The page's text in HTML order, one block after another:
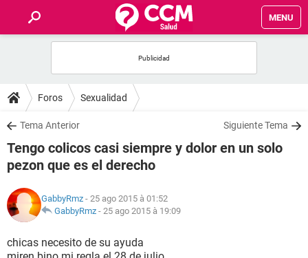
MENU
FORUMS
SALUD
FAMILIA
NUTRICIÓN
Foros Sexualidad
Tema Anterior Siguiente Tema
Tengo colicos casi siempre y dolor en un solo
pezon que es el derecho
GabbyRmz - 25 ago 2015 à 01:52
GabbyRmz - 25 ago 2015 à 19:09
chicas necesito de su ayuda